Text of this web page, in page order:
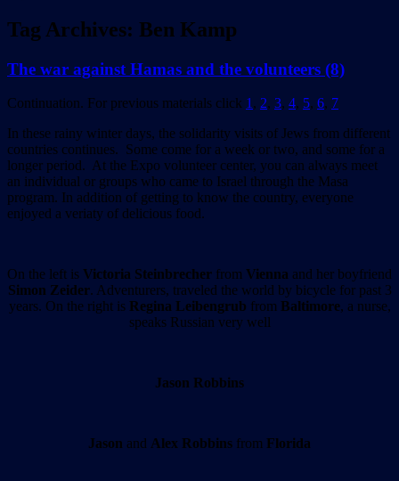
Tag Archives: Ben Kamp
The war against Hamas and the volunteers (8)
Continuation. For previous materials click 1 , 2, 3, 4, 5, 6, 7
In these rainy winter days, the solidarity visits of Jews from different
countries continues. Some come for a week or two, and some for a
longer period. At the Expo volunteer center, you can always meet
an individual or groups who came to Israel through the Masa
program. In addition of getting to know the country, everyone
enjoyed a veriaty of delicious food.
On the left is Victoria Steinbrecher from Vienna and her boyfriend
Simon Zeider. Adventurers, traveled the world by bicycle for past 3
years. On the right is Regina Leibengrub from Baltimore, a nurse,
speaks Russian very well
Jason Robbins
Jason and Alex Robbins from Florida